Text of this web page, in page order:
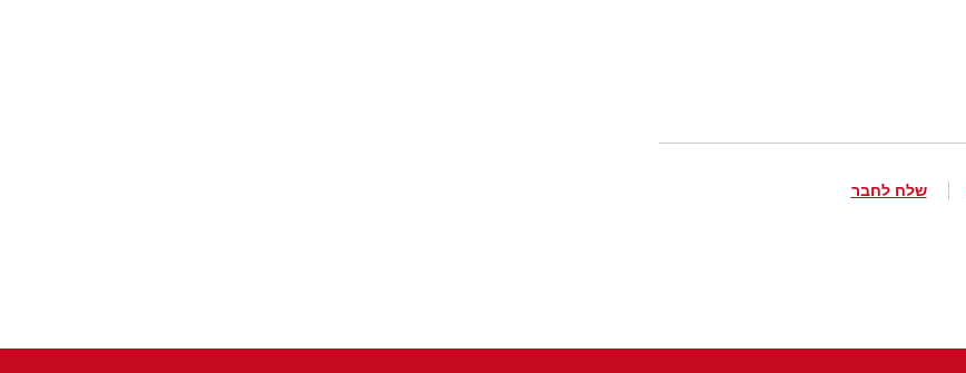
שלח לחבר